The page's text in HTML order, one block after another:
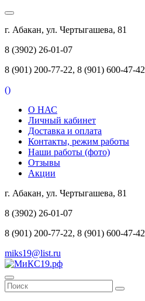
г. Абакан, ул. Чертыгашева, 81
8 (3902) 26-01-07
8 (901) 200-77-22, 8 (901) 600-47-42
()
О НАС
Личный кабинет
Доставка и оплата
Контакты, режим работы
Наши работы (фото)
Отзывы
Акции
г. Абакан, ул. Чертыгашева, 81
8 (3902) 26-01-07
8 (901) 200-77-22, 8 (901) 600-47-42
miks19@list.ru